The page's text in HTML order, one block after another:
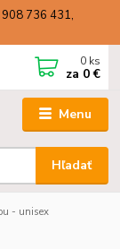
736 431,
Menu
Hľadať
0 ks
za 0 €
- unisex